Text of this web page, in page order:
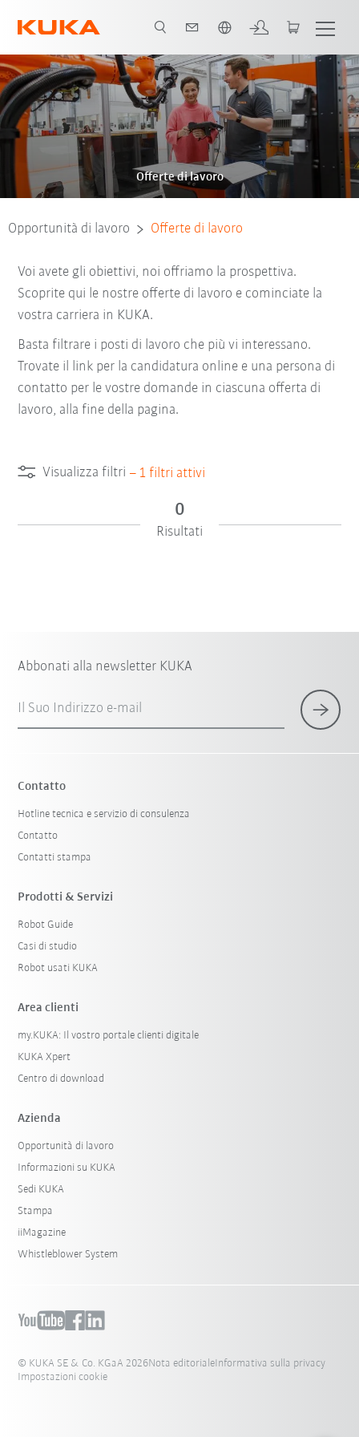
Offerte di lavoro
Opportunità di lavoro Offerte di lavoro
Voi avete gli obiettivi, noi offriamo la prospettiva.
Scoprite qui le nostre offerte di lavoro e cominciate la
vostra carriera in KUKA.
Basta filtrare i posti di lavoro che più vi interessano.
Trovate il link per la candidatura online e una persona di
contatto per le vostre domande in ciascuna offerta di
lavoro, alla fine della pagina.
Visualizza filtri – 1 filtri attivi
Resetta filtri
0
Risultati
Abbonati alla newsletter KUKA
Il Suo Indirizzo e-mail
Contatto
Hotline tecnica e servizio di consulenza
Contatto
Contatti stampa
Prodotti & Servizi
Robot Guide
Casi di studio
Robot usati KUKA
Area clienti
my.KUKA: Il vostro portale clienti digitale
KUKA Xpert
Centro di download
Azienda
Opportunità di lavoro
Informazioni su KUKA
Sedi KUKA
Stampa
iiMagazine
Whistleblower System
© KUKA SE & Co. KGaA 2026Nota editorialeInformativa sulla privacy
Impostazioni cookie